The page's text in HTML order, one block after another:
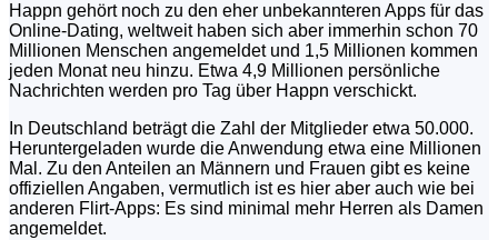
Happn gehört noch zu den eher unbekannteren Apps für das
Online-Dating, weltweit haben sich aber immerhin schon 70
Millionen Menschen angemeldet und 1,5 Millionen kommen
jeden Monat neu hinzu. Etwa 4,9 Millionen persönliche
Nachrichten werden pro Tag über Happn verschickt.
In Deutschland beträgt die Zahl der Mitglieder etwa 50.000.
Heruntergeladen wurde die Anwendung etwa eine Millionen
Mal. Zu den Anteilen an Männern und Frauen gibt es keine
offiziellen Angaben, vermutlich ist es hier aber auch wie bei
anderen Flirt-Apps: Es sind minimal mehr Herren als Damen
angemeldet.